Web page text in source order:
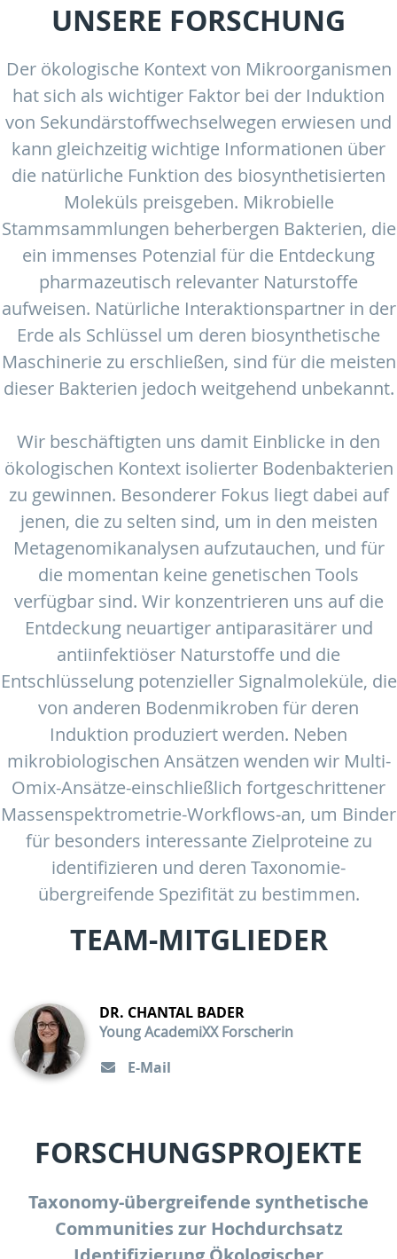
UNSERE FORSCHUNG
Der ökologische Kontext von Mikroorganismen
hat sich als wichtiger Faktor bei der Induktion
von Sekundärstoffwechselwegen erwiesen und
kann gleichzeitig wichtige Informationen über
die natürliche Funktion des biosynthetisierten
Moleküls preisgeben. Mikrobielle
Stammsammlungen beherbergen Bakterien, die
ein immenses Potenzial für die Entdeckung
pharmazeutisch relevanter Naturstoffe
aufweisen. Natürliche Interaktionspartner in der
Erde als Schlüssel um deren biosynthetische
Maschinerie zu erschließen, sind für die meisten
dieser Bakterien jedoch weitgehend unbekannt.
Wir beschäftigten uns damit Einblicke in den
ökologischen Kontext isolierter Bodenbakterien
zu gewinnen. Besonderer Fokus liegt dabei auf
jenen, die zu selten sind, um in den meisten
Metagenomikanalysen aufzutauchen, und für
die momentan keine genetischen Tools
verfügbar sind. Wir konzentrieren uns auf die
Entdeckung neuartiger antiparasitärer und
antiinfektiöser Naturstoffe und die
Entschlüsselung potenzieller Signalmoleküle, die
von anderen Bodenmikroben für deren
Induktion produziert werden. Neben
mikrobiologischen Ansätzen wenden wir Multi-
Omix-Ansätze-einschließlich fortgeschrittener
Massenspektrometrie-Workflows‑an, um Binder
für besonders interessante Zielproteine zu
identifizieren und deren Taxonomie-
übergreifende Spezifität zu bestimmen.
TEAM-MITGLIEDER
DR. CHANTAL BADER
Young AcademiXX Forscherin
E-Mail
FORSCHUNGSPROJEKTE
Taxonomy-übergreifende synthetische
Communities zur Hochdurchsatz